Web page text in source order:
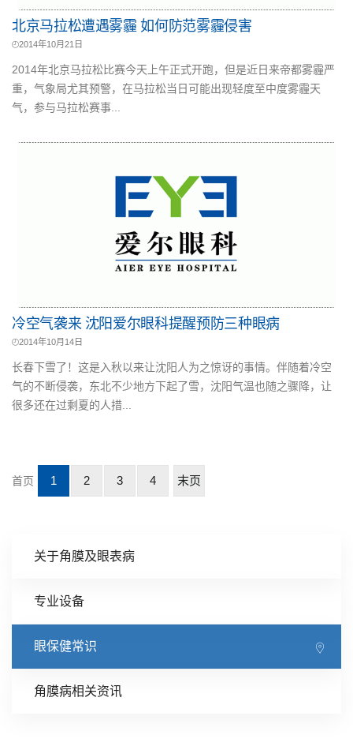
关于角膜及眼表病
专业设备
眼保健常识
角膜病相关资讯
北京马拉松遭遇雾霾 如何防范雾霾侵害
2014年10月21日
2014年北京马拉松比赛今天上午正式开跑，但是近日来帝都雾霾严
重，气象局尤其预警，在马拉松当日可能出现轻度至中度雾霾天
气，参与马拉松赛事...
冷空气袭来 沈阳爱尔眼科提醒预防三种眼病
2014年10月14日
长春下雪了！这是入秋以来让沈阳人为之惊讶的事情。伴随着冷空
气的不断侵袭，东北不少地方下起了雪，沈阳气温也随之骤降，让
很多还在过剩夏的人措...
首页 1 2 3 4 末页